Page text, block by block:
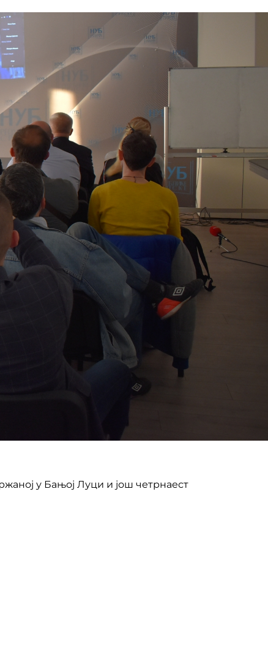
у Бањој Луци и још четрнаест